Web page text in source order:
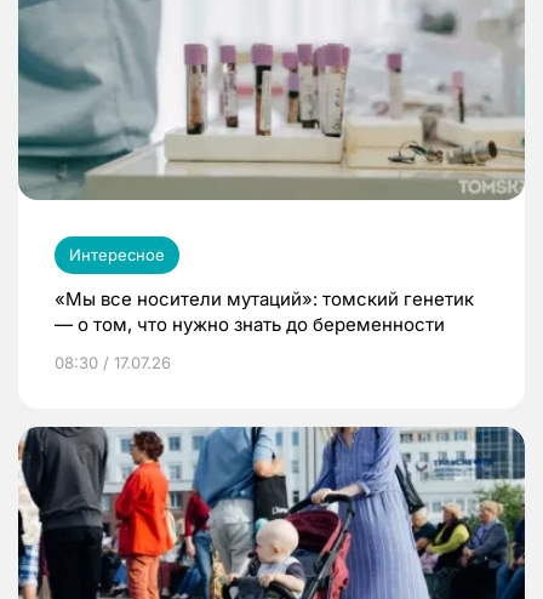
Интересное
«Мы все носители мутаций»: томский генетик
— о том, что нужно знать до беременности
08:30 / 17.07.26